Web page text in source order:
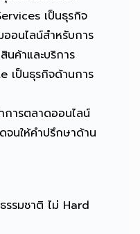
เป็นธุรกิจ
อนไลน์สำหรับการ
นค้าและบริการ
เป็นธุรกิจด้านการ
ารตลาดออนไลน์
จนให้คำปรึกษาด้าน
รรมชาติ ไม่ Hard